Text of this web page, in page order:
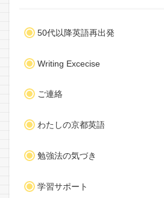
50代以降英語再出発
Writing Excecise
ご連絡
わたしの京都英語
勉強法の気づき
学習サポート